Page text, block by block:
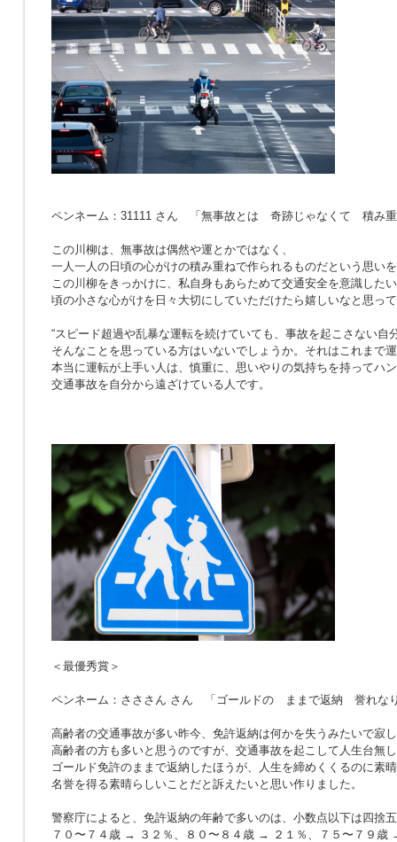
ペンネーム：31111 さん 「無事故とは 奇跡じゃなくて 積み
この川柳は、無事故は偶然や運とかではなく、
一人一人の日頃の心がけの積み重ねで作られるものだという思い
この川柳をきっかけに、私自身もあらためて交通安全を意識した
頃の小さな心がけを日々大切にしていただけたら嬉しいなと思っ
“スピード超過や乱暴な運転を続けていても、事故を起こさない自
そんなことを思っている方はいないでしょうか。それはこれまで
本当に運転が上手い人は、慎重に、思いやりの気持ちを持ってハ
交通事故を自分から遠ざけている人です。
＜最優秀賞＞
ペンネーム：さささん さん 「ゴールドの ままで返納 誉れな
高齢者の交通事故が多い昨今、免許返納は何かを失うみたいで寂
高齢者の方も多いと思うのですが、交通事故を起こして人生台無
ゴールド免許のままで返納したほうが、人生を締めくくるのに素
名誉を得る素晴らしいことだと訴えたいと思い作りました。
警察庁によると、免許返納の年齢で多いのは、小数点以下は四捨
７０〜７４歳 → ３２％、８０〜８４歳 → ２１％、７５〜７９歳